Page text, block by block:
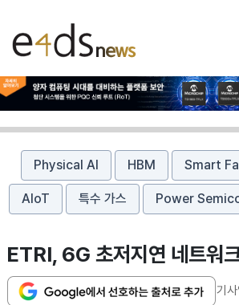
Physical AI HBM Smart
AIoT 특수 가스 Power
ETRI, 6G 초저지연 네트워
기